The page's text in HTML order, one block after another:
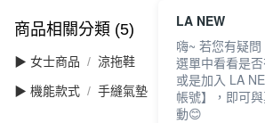
商品相關分類 (5)
▶ 女士商品 涼拖鞋
▶ 機能款式 手縫氣墊
LA NEW
嗨~ 若您有疑
選單中看看是
或是加入 LA
帳號】，即可
動😊